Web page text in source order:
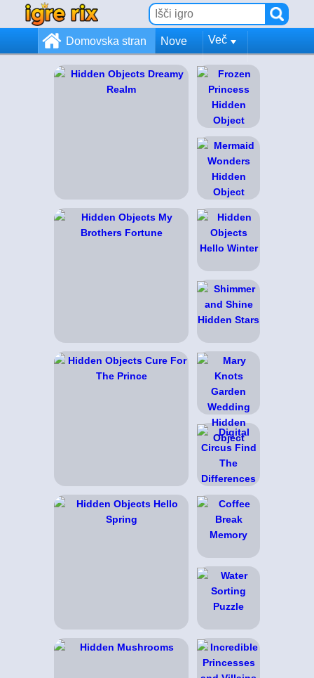
Domovska stran Nove Več